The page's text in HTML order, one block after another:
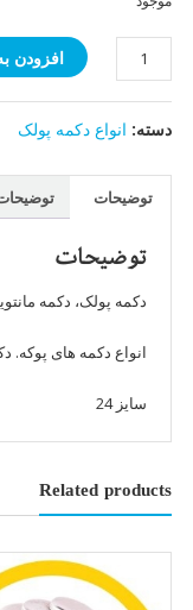
دکمه
پوکه
(
پولک
24(پشتی
افزودن
دسته: انواع دکمه پولک
توضیحات
توضیحات
دکمه پولک، دکمه
انواع دکمه های پوکه.
سایز 24
Related products